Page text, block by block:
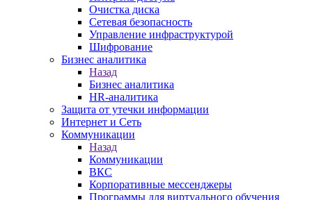
Очистка диска
Сетевая безопасность
Управление инфраструктурой
Шифрование
Бизнес аналитика
Назад
Бизнес аналитика
HR-аналитика
Защита от утечки информации
Интернет и Сеть
Коммуникации
Назад
Коммуникации
ВКС
Корпоративные мессенджеры
Программы для виртуального обучения